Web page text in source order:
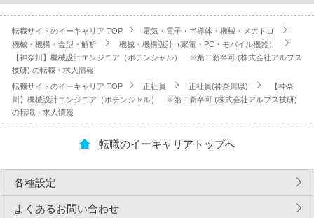
転職サイトのイーキャリア TOP
電気・電子・半導体・機械・メカトロ
機械・機構・金型・解析
機械・機構設計（家電・PC・モバイル機器）
【神奈川】機械設計エンジニア（ポテンシャル） ※第二新卒可 (株式会社アルプス
技研) の転職・求人情報
転職サイトのイーキャリア TOP
正社員 正社員(神奈川県)
【神奈
川】機械設計エンジニア（ポテンシャル） ※第二新卒可 (株式会社アルプス技研)
の転職・求人情報
転職のイーキャリアトップへ
各種設定
よくあるお問い合わせ